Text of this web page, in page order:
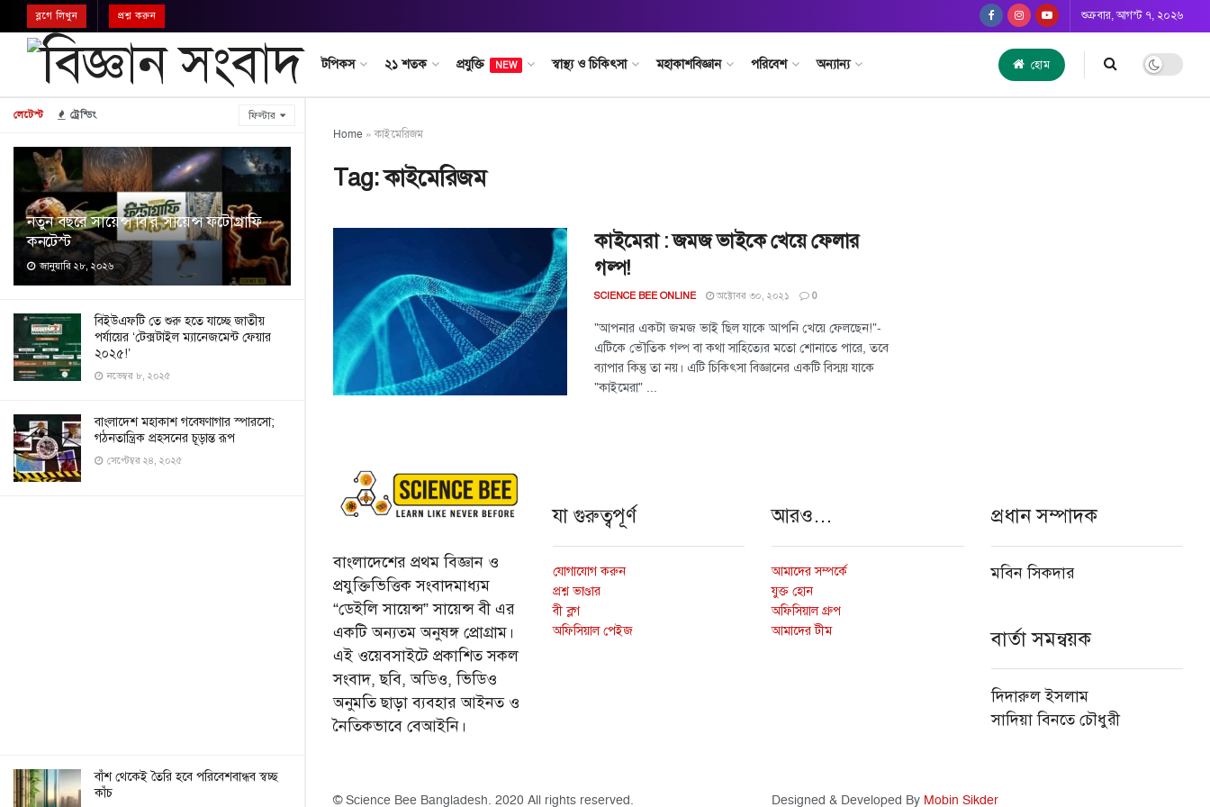
লেটেস্ট ট্রেন্ডিং ফিল্টার
নতুন বছরে সায়েন্স বি’র সায়েন্স ফটোগ্রাফি
কনটেস্ট
জানুয়ারি ২৮, ২০২৬
বিইউএফটি তে শুরু হতে যাচ্ছে জাতীয়
পর্যায়ের ‘টেক্সটাইল ম্যানেজমেন্ট ফেয়ার
২০২৫!’
নভেম্বর ৮, ২০২৫
বাংলাদেশ মহাকাশ গবেষণাগার স্পারসো;
গঠনতান্ত্রিক প্রহসনের চূড়ান্ত রূপ
সেপ্টেম্বর ২৪, ২০২৫
বাঁশ থেকেই তৈরি হবে পরিবেশবান্ধব স্বচ্ছ
কাঁচ
ব্লগে লিখুন প্রশ্ন করুন শুক্রবার, আগস্ট ৭, ২০২৬
টপিকস ২১ শতক প্রযুক্তি NEW স্বাস্থ্য ও চিকিৎসা মহাকাশবিজ্ঞান পরিবেশ অন্যান্য হোম
Home »কাইমেরিজম
Tag:কাইমেরিজম
কাইমেরা : জমজ ভাইকে খেয়ে ফেলার
গল্প!
SCIENCE BEE ONLINE অক্টোবর ৩০, ২০২১ 0
"আপনার একটা জমজ ভাই ছিল যাকে আপনি খেয়ে ফেলছেন!"-
এটিকে ভৌতিক গল্প বা কথা সাহিত্যের মতো শোনাতে পারে, তবে
ব্যাপার কিন্তু তা নয়। এটি চিকিৎসা বিজ্ঞানের একটি বিস্ময় যাকে
"কাইমেরা" ...
বাংলাদেশের প্রথম বিজ্ঞান ও
প্রযুক্তিভিত্তিক সংবাদমাধ্যম
“ডেইলি সায়েন্স” সায়েন্স বী এর
একটি অন্যতম অনুষঙ্গ প্রোগ্রাম।
এই ওয়েবসাইটে প্রকাশিত সকল
সংবাদ, ছবি, অডিও, ভিডিও
অনুমতি ছাড়া ব্যবহার আইনত ও
নৈতিকভাবে বেআইনি।
যা গুরুত্বপূর্ণ
যোগাযোগ করুন
প্রশ্ন ভাণ্ডার
বী ব্লগ
অফিসিয়াল পেইজ
আরও…
আমাদের সম্পর্কে
যুক্ত হোন
অফিসিয়াল গ্রুপ
আমাদের টীম
প্রধান সম্পাদক
মবিন সিকদার
বার্তা সমন্বয়ক
দিদারুল ইসলাম
সাদিয়া বিনতে চৌধুরী
© Science Bee Bangladesh. 2020 All rights reserved. Designed & Developed By Mobin Sikder